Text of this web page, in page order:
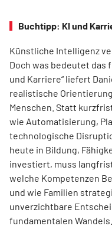
Buchtipp: KI und
Künstliche Intelligenz
Doch was bedeutet das
und Karriere“ liefert
realistische
Menschen. Statt
wie Automatisierung,
technologische
heute in Bildung,
investiert, muss
welche Kompetenzen
und wie Familien
unverzichtbare
fundamentalen Wandels.